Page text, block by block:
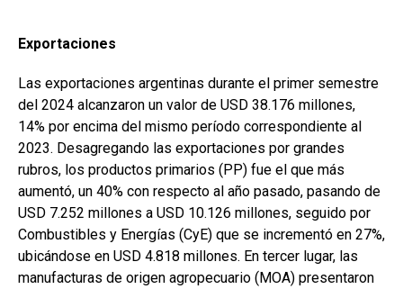
Exportaciones
Las exportaciones argentinas durante el primer semestre
del 2024 alcanzaron un valor de USD 38.176 millones,
14% por encima del mismo período correspondiente al
2023. Desagregando las exportaciones por grandes
rubros, los productos primarios (PP) fue el que más
aumentó, un 40% con respecto al año pasado, pasando de
USD 7.252 millones a USD 10.126 millones, seguido por
Combustibles y Energías (CyE) que se incrementó en 27%,
ubicándose en USD 4.818 millones. En tercer lugar, las
manufacturas de origen agropecuario (MOA) presentaron